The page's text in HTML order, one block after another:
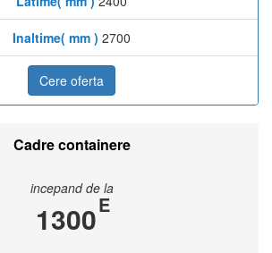
Inaltime( mm ) 2700
Cere oferta
Cadre containere
incepand de la
1300E